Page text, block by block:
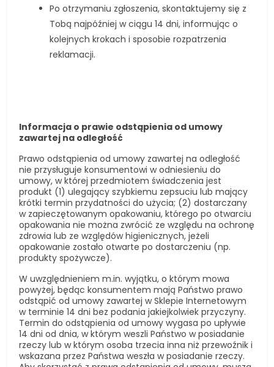
Po otrzymaniu zgłoszenia, skontaktujemy się z
Tobą najpóźniej w ciągu 14 dni, informując o
kolejnych krokach i sposobie rozpatrzenia
reklamacji.
Informacja o prawie odstąpienia od umowy
zawartej na odległość
Prawo odstąpienia od umowy zawartej na odległość
nie przysługuje konsumentowi w odniesieniu do
umowy, w której przedmiotem świadczenia jest
produkt (1) ulegający szybkiemu zepsuciu lub mający
krótki termin przydatności do użycia; (2) dostarczany
w zapieczętowanym opakowaniu, którego po otwarciu
opakowania nie można zwrócić ze względu na ochronę
zdrowia lub ze względów higienicznych, jeżeli
opakowanie zostało otwarte po dostarczeniu (np.
produkty spożywcze).
W uwzględnieniem m.in. wyjątku, o którym mowa
powyżej, będąc konsumentem mają Państwo prawo
odstąpić od umowy zawartej w Sklepie Internetowym
w terminie 14 dni bez podania jakiejkolwiek przyczyny.
Termin do odstąpienia od umowy wygasa po upływie
14 dni od dnia, w którym weszli Państwo w posiadanie
rzeczy lub w którym osoba trzecia inna niż przewoźnik i
wskazana przez Państwa weszła w posiadanie rzeczy.